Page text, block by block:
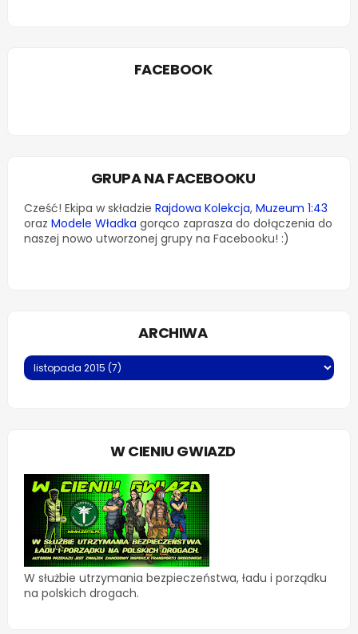
FACEBOOK
GRUPA NA FACEBOOKU
Cześć! Ekipa w składzie Rajdowa Kolekcja, Muzeum 1:43
oraz Modele Władka gorąco zaprasza do dołączenia do
naszej nowo utworzonej grupy na Facebooku! :)
ARCHIWA
W CIENIU GWIAZD
W służbie utrzymania bezpieczeństwa, ładu i porządku
na polskich drogach.